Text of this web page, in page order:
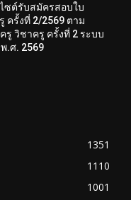
ซต์รับสมัครสอบใบ
ครั้งที่ 2/2569 ตาม
วิชาครู ครั้งที่ 2 ระบบ
.ศ. 2569
1351
1110
1001